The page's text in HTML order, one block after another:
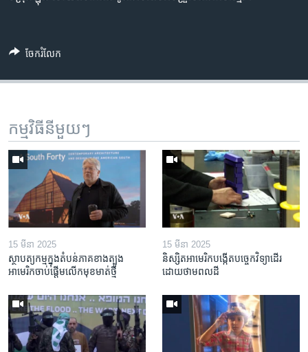
ចែករំលែក
កម្មវិធី​នីមួយៗ
15 មីនា 2025
ស្ថាបត្យកម្ម​ក្នុង​តំបន់​ភាគ​ខាង​ត្បូង​
អាមេរិក​ចាប់ផ្តើម​លើក​មុខមាត់​ថ្មី
15 មីនា 2025
និស្សិត​អាមេរិក​បង្កើត​បច្ចេកវិទ្យា​ដើរ​
ដោយ​ថាមពល​ដី